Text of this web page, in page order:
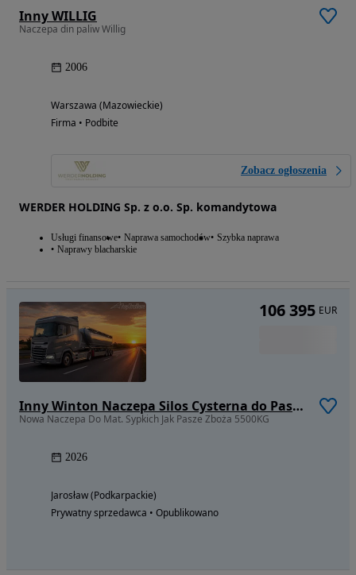
Inny WILLIG
Naczepa din paliw Willig
2006
Warszawa (Mazowieckie)
Firma • Podbite
Zobacz ogłoszenia
WERDER HOLDING Sp. z o.o. Sp. komandytowa
Usługi finansowe Naprawa samochodów Szybka naprawa
Naprawy blacharskie
Inny Winton Naczepa Silos Cysterna do Pasz Zbóż
Nowa Naczepa Do Mat. Sypkich Jak Pasze Zboża 5500KG
2026
Jarosław (Podkarpackie)
Prywatny sprzedawca • Opublikowano
106 395 EUR